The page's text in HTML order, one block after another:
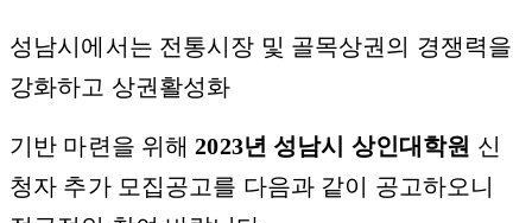
성남시에서는 전통시장 및 골목상권의 경쟁력을
강화하고 상권활성화
기반 마련을 위해2023년 성남시 상인대학원 신
청자 추가 모집공고를 다음과 같이 공고하오니